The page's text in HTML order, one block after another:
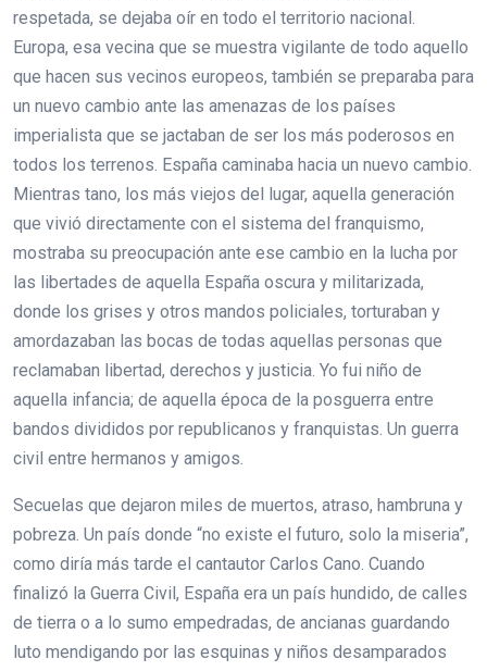
respetada, se dejaba oír en todo el territorio nacional.
Europa, esa vecina que se muestra vigilante de todo aquello
que hacen sus vecinos europeos, también se preparaba para
un nuevo cambio ante las amenazas de los países
imperialista que se jactaban de ser los más poderosos en
todos los terrenos. España caminaba hacia un nuevo cambio.
Mientras tano, los más viejos del lugar, aquella generación
que vivió directamente con el sistema del franquismo,
mostraba su preocupación ante ese cambio en la lucha por
las libertades de aquella España oscura y militarizada,
donde los grises y otros mandos policiales, torturaban y
amordazaban las bocas de todas aquellas personas que
reclamaban libertad, derechos y justicia. Yo fui niño de
aquella infancia; de aquella época de la posguerra entre
bandos divididos por republicanos y franquistas. Un guerra
civil entre hermanos y amigos.
Secuelas que dejaron miles de muertos, atraso, hambruna y
pobreza. Un país donde “no existe el futuro, solo la miseria”,
como diría más tarde el cantautor Carlos Cano. Cuando
finalizó la Guerra Civil, España era un país hundido, de calles
de tierra o a lo sumo empedradas, de ancianas guardando
luto mendigando por las esquinas y niños desamparados